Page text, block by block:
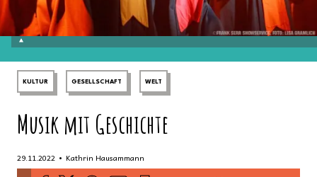
KULTUR GESELLSCHAFT WELT
Musik mit Geschichte
29.11.2022 • Kathrin Hausammann